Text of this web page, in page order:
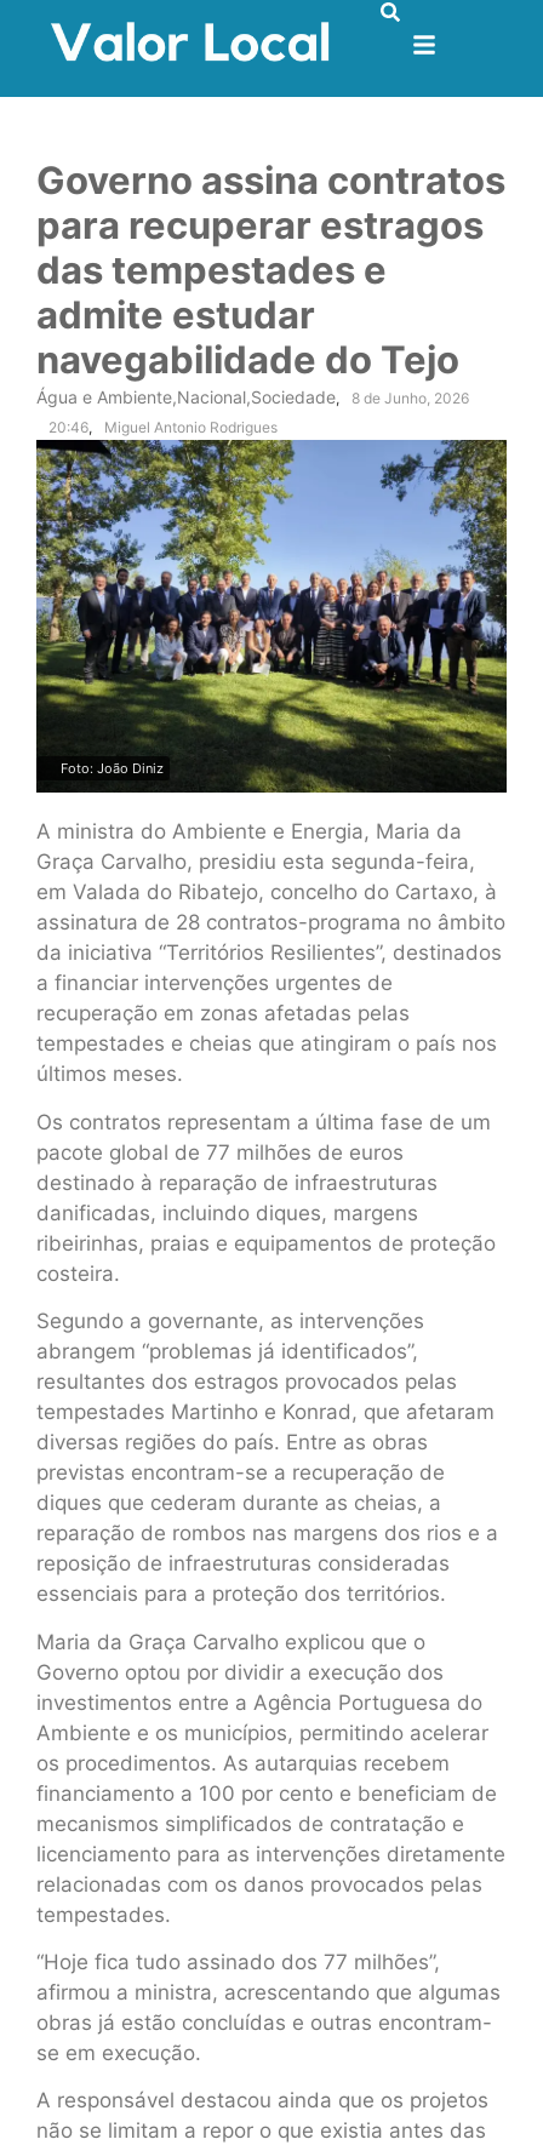
Governo assina contratos
para recuperar estragos
das tempestades e
admite estudar
navegabilidade do Tejo
Água e Ambiente,Nacional,Sociedade,
8 de Junho, 2026
20:46, Miguel Antonio Rodrigues
Foto: João Diniz
A ministra do Ambiente e Energia, Maria da
Graça Carvalho, presidiu esta segunda-feira,
em Valada do Ribatejo, concelho do Cartaxo, à
assinatura de 28 contratos-programa no âmbito
da iniciativa “Territórios Resilientes”, destinados
a financiar intervenções urgentes de
recuperação em zonas afetadas pelas
tempestades e cheias que atingiram o país nos
últimos meses.
Os contratos representam a última fase de um
pacote global de 77 milhões de euros
destinado à reparação de infraestruturas
danificadas, incluindo diques, margens
ribeirinhas, praias e equipamentos de proteção
costeira.
Segundo a governante, as intervenções
abrangem “problemas já identificados”,
resultantes dos estragos provocados pelas
tempestades Martinho e Konrad, que afetaram
diversas regiões do país. Entre as obras
previstas encontram-se a recuperação de
diques que cederam durante as cheias, a
reparação de rombos nas margens dos rios e a
reposição de infraestruturas consideradas
essenciais para a proteção dos territórios.
Maria da Graça Carvalho explicou que o
Governo optou por dividir a execução dos
investimentos entre a Agência Portuguesa do
Ambiente e os municípios, permitindo acelerar
os procedimentos. As autarquias recebem
financiamento a 100 por cento e beneficiam de
mecanismos simplificados de contratação e
licenciamento para as intervenções diretamente
relacionadas com os danos provocados pelas
tempestades.
“Hoje fica tudo assinado dos 77 milhões”,
afirmou a ministra, acrescentando que algumas
obras já estão concluídas e outras encontram-
se em execução.
A responsável destacou ainda que os projetos
não se limitam a repor o que existia antes das